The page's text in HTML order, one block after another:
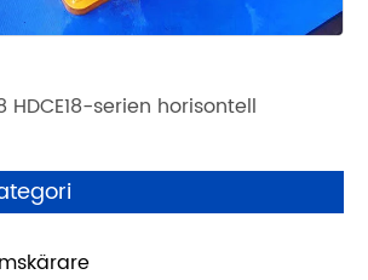
HDCE18-serien horisontell